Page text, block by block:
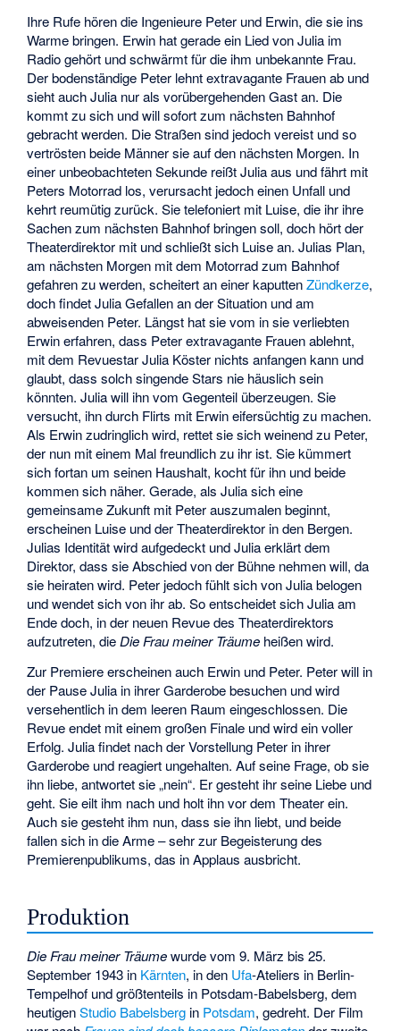
Ihre Rufe hören die Ingenieure Peter und Erwin, die sie ins
Warme bringen. Erwin hat gerade ein Lied von Julia im
Radio gehört und schwärmt für die ihm unbekannte Frau.
Der bodenständige Peter lehnt extravagante Frauen ab und
sieht auch Julia nur als vorübergehenden Gast an. Die
kommt zu sich und will sofort zum nächsten Bahnhof
gebracht werden. Die Straßen sind jedoch vereist und so
vertrösten beide Männer sie auf den nächsten Morgen. In
einer unbeobachteten Sekunde reißt Julia aus und fährt mit
Peters Motorrad los, verursacht jedoch einen Unfall und
kehrt reumütig zurück. Sie telefoniert mit Luise, die ihr ihre
Sachen zum nächsten Bahnhof bringen soll, doch hört der
Theaterdirektor mit und schließt sich Luise an. Julias Plan,
am nächsten Morgen mit dem Motorrad zum Bahnhof
gefahren zu werden, scheitert an einer kaputtenZündkerze,
doch findet Julia Gefallen an der Situation und am
abweisenden Peter. Längst hat sie vom in sie verliebten
Erwin erfahren, dass Peter extravagante Frauen ablehnt,
mit dem Revuestar Julia Köster nichts anfangen kann und
glaubt, dass solch singende Stars nie häuslich sein
könnten. Julia will ihn vom Gegenteil überzeugen. Sie
versucht, ihn durch Flirts mit Erwin eifersüchtig zu machen.
Als Erwin zudringlich wird, rettet sie sich weinend zu Peter,
der nun mit einem Mal freundlich zu ihr ist. Sie kümmert
sich fortan um seinen Haushalt, kocht für ihn und beide
kommen sich näher. Gerade, als Julia sich eine
gemeinsame Zukunft mit Peter auszumalen beginnt,
erscheinen Luise und der Theaterdirektor in den Bergen.
Julias Identität wird aufgedeckt und Julia erklärt dem
Direktor, dass sie Abschied von der Bühne nehmen will, da
sie heiraten wird. Peter jedoch fühlt sich von Julia belogen
und wendet sich von ihr ab. So entscheidet sich Julia am
Ende doch, in der neuen Revue des Theaterdirektors
aufzutreten, dieDie Frau meiner Träume heißen wird.
Zur Premiere erscheinen auch Erwin und Peter. Peter will in
der Pause Julia in ihrer Garderobe besuchen und wird
versehentlich in dem leeren Raum eingeschlossen. Die
Revue endet mit einem großen Finale und wird ein voller
Erfolg. Julia findet nach der Vorstellung Peter in ihrer
Garderobe und reagiert ungehalten. Auf seine Frage, ob sie
ihn liebe, antwortet sie „nein“. Er gesteht ihr seine Liebe und
geht. Sie eilt ihm nach und holt ihn vor dem Theater ein.
Auch sie gesteht ihm nun, dass sie ihn liebt, und beide
fallen sich in die Arme – sehr zur Begeisterung des
Premierenpublikums, das in Applaus ausbricht.
Produktion
Die Frau meiner Träumewurde vom 9. März bis 25.
September 1943 in Kärnten, in den Ufa-Ateliers in Berlin-
Tempelhof und größtenteils in Potsdam-Babelsberg, dem
heutigenStudio Babelsberg in Potsdam, gedreht. Der Film